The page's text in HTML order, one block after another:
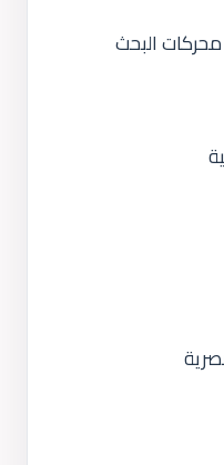
البحث